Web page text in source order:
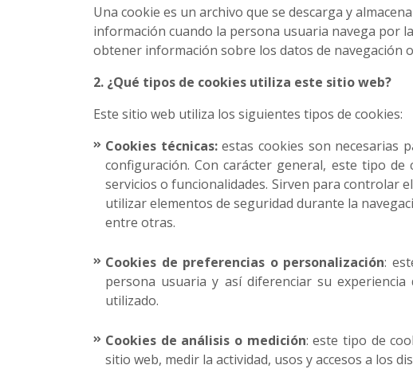
Una cookie es un archivo que se descarga y
información cuando la persona usuaria navega por
obtener información sobre los datos de navegación
2. ¿Qué tipos de cookies utiliza este sitio web?
Este sitio web utiliza los siguientes tipos de cookies:
Cookies técnicas:estas cookies son necesarias
configuración. Con carácter general, este tipo
servicios o funcionalidades. Sirven para controlar
utilizar elementos de seguridad durante la
entre otras.
Cookies de preferencias o personalización:
persona usuaria y así diferenciar su
utilizado.
Cookies de análisis o medición: este tipo de
sitio web, medir la actividad, usos y accesos a los